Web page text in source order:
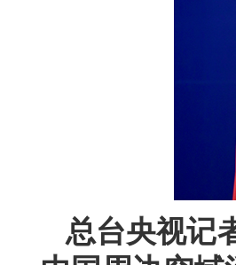
总台央视记